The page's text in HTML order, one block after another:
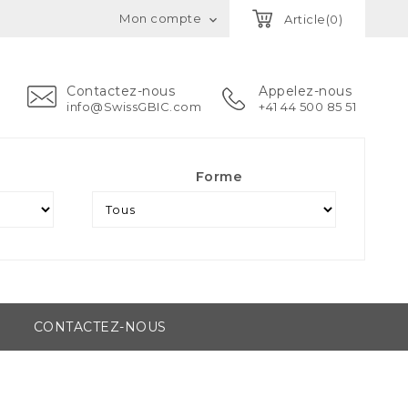
Article(0)
Mon compte 
Contactez-nous
info@SwissGBIC.com
Appelez-nous
+41 44 500 85 51
Forme
CONTACTEZ-NOUS